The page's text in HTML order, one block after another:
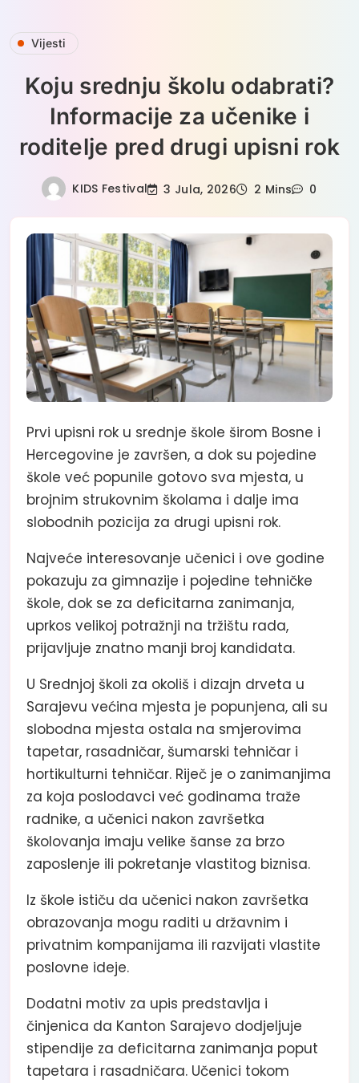
Skip
content
Vijesti
Koju srednju školu odabrati?
Informacije za učenike i
roditelje pred drugi upisni rok
KIDS Festival 3 Jula, 2026 2 Mins 0
Prvi upisni rok u srednje škole širom Bosne i
Hercegovine je završen, a dok su pojedine
škole već popunile gotovo sva mjesta, u
brojnim strukovnim školama i dalje ima
slobodnih pozicija za drugi upisni rok.
Najveće interesovanje učenici i ove godine
pokazuju za gimnazije i pojedine tehničke
škole, dok se za deficitarna zanimanja,
uprkos velikoj potražnji na tržištu rada,
prijavljuje znatno manji broj kandidata.
U Srednjoj školi za okoliš i dizajn drveta u
Sarajevu većina mjesta je popunjena, ali su
slobodna mjesta ostala na smjerovima
tapetar, rasadničar, šumarski tehničar i
hortikulturni tehničar. Riječ je o zanimanjima
za koja poslodavci već godinama traže
radnike, a učenici nakon završetka
školovanja imaju velike šanse za brzo
zaposlenje ili pokretanje vlastitog biznisa.
Iz škole ističu da učenici nakon završetka
obrazovanja mogu raditi u državnim i
privatnim kompanijama ili razvijati vlastite
poslovne ideje.
Dodatni motiv za upis predstavlja i
činjenica da Kanton Sarajevo dodjeljuje
stipendije za deficitarna zanimanja poput
tapetara i rasadničara. Učenici tokom